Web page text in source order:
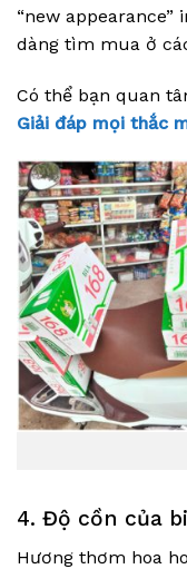
“new
dàng tìm mua ở
Có thể bạn quan
Giải đáp mọi thắc
4. Độ cồn của
Hương thơm hoa